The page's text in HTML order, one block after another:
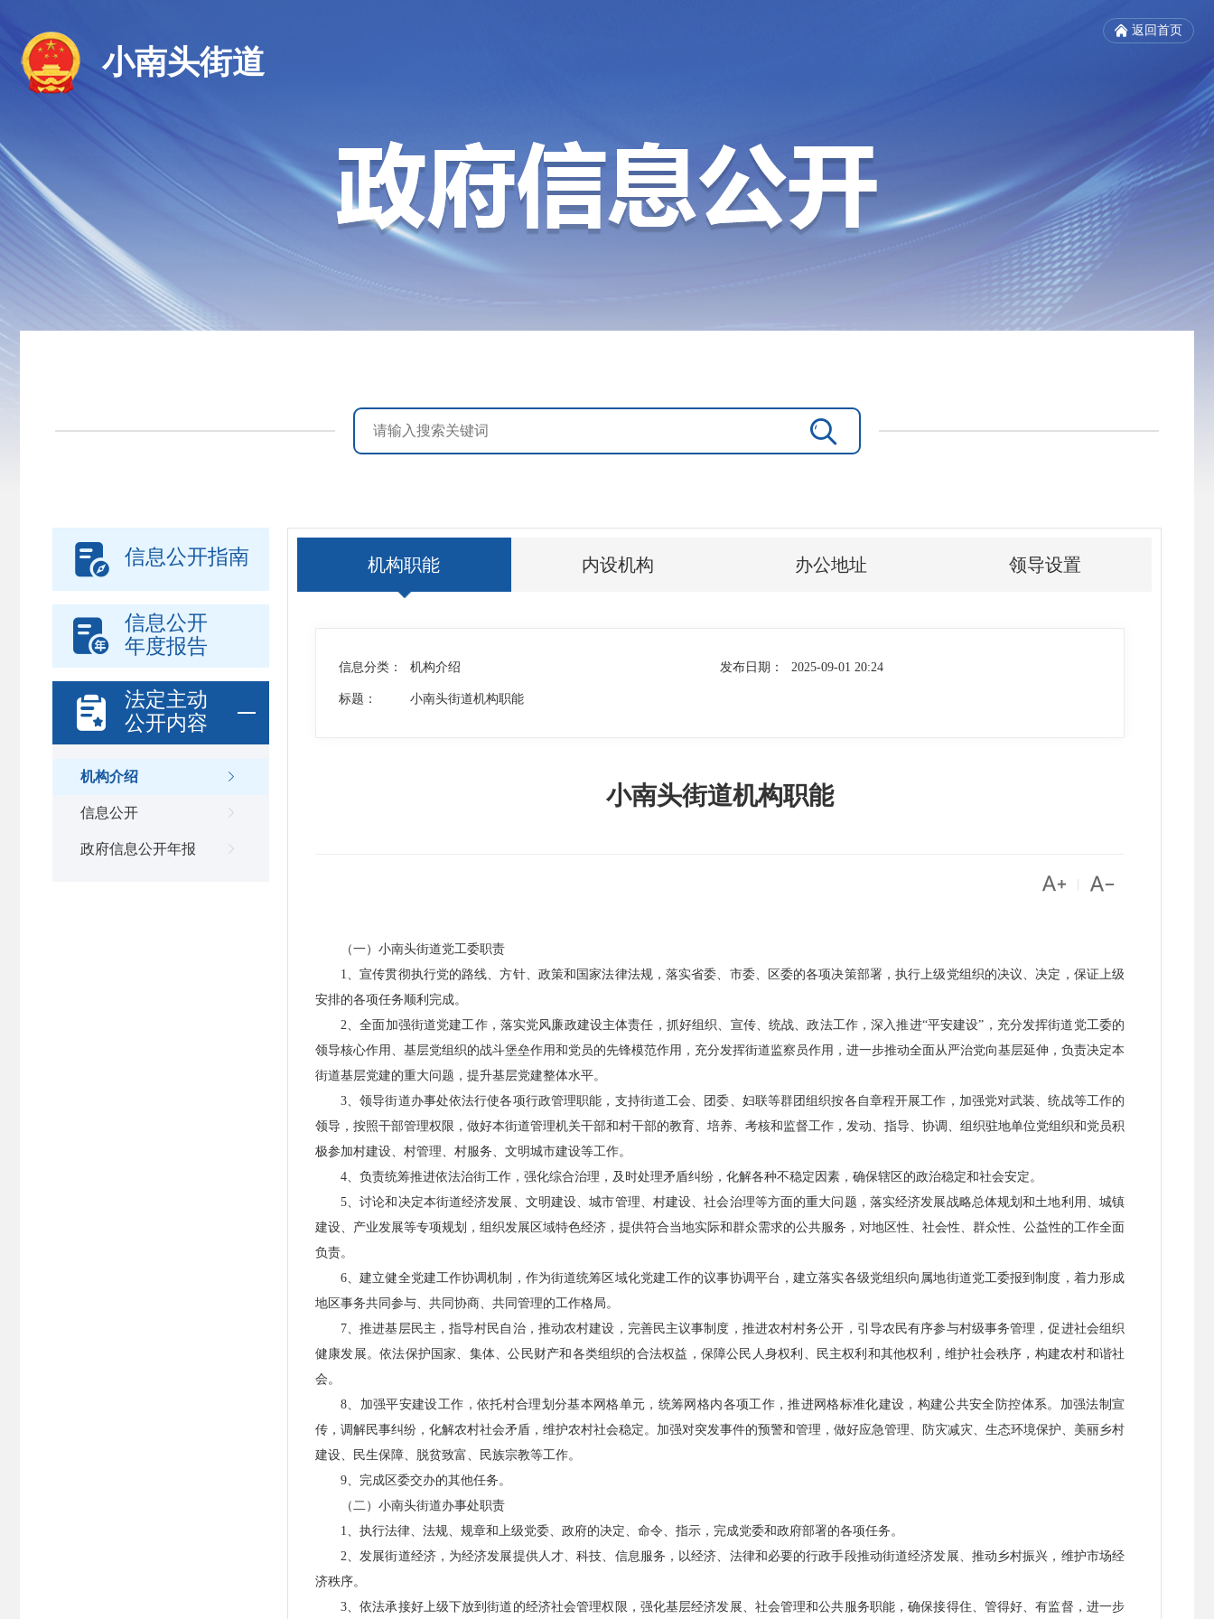
小南头街道
 返回首页

 信息公开指南

信息公开
年度报告

法定主动
公开内容

机构介绍

信息公开

政府信息公开年报
机构职能 内设机构 办公地址 领导设置
信息分类： 机构介绍 发布日期： 2025-09-01 20:24
标题： 小南头街道机构职能
小南头街道机构职能
 
（一）小南头街道党工委职责
1、宣传贯彻执行党的路线、方针、政策和国家法律法规，落实省委、市委、区委的各项决策部署，执行上级党组织的决议、决定，保证上级
安排的各项任务顺利完成。
2、全面加强街道党建工作，落实党风廉政建设主体责任，抓好组织、宣传、统战、政法工作，深入推进“平安建设”，充分发挥街道党工委的
领导核心作用、基层党组织的战斗堡垒作用和党员的先锋模范作用，充分发挥街道监察员作用，进一步推动全面从严治党向基层延伸，负责决定本
街道基层党建的重大问题，提升基层党建整体水平。
3、领导街道办事处依法行使各项行政管理职能，支持街道工会、团委、妇联等群团组织按各自章程开展工作，加强党对武装、统战等工作的
领导，按照干部管理权限，做好本街道管理机关干部和村干部的教育、培养、考核和监督工作，发动、指导、协调、组织驻地单位党组织和党员积
极参加村建设、村管理、村服务、文明城市建设等工作。
4、负责统筹推进依法治街工作，强化综合治理，及时处理矛盾纠纷，化解各种不稳定因素，确保辖区的政治稳定和社会安定。
5、讨论和决定本街道经济发展、文明建设、城市管理、村建设、社会治理等方面的重大问题，落实经济发展战略总体规划和土地利用、城镇
建设、产业发展等专项规划，组织发展区域特色经济，提供符合当地实际和群众需求的公共服务，对地区性、社会性、群众性、公益性的工作全面
负责。
6、建立健全党建工作协调机制，作为街道统筹区域化党建工作的议事协调平台，建立落实各级党组织向属地街道党工委报到制度，着力形成
地区事务共同参与、共同协商、共同管理的工作格局。
7、推进基层民主，指导村民自治，推动农村建设，完善民主议事制度，推进农村村务公开，引导农民有序参与村级事务管理，促进社会组织
健康发展。依法保护国家、集体、公民财产和各类组织的合法权益，保障公民人身权利、民主权利和其他权利，维护社会秩序，构建农村和谐社
会。
8、加强平安建设工作，依托村合理划分基本网格单元，统筹网格内各项工作，推进网格标准化建设，构建公共安全防控体系。加强法制宣
传，调解民事纠纷，化解农村社会矛盾，维护农村社会稳定。加强对突发事件的预警和管理，做好应急管理、防灾减灾、生态环境保护、美丽乡村
建设、民生保障、脱贫致富、民族宗教等工作。
9、完成区委交办的其他任务。
（二）小南头街道办事处职责
1、执行法律、法规、规章和上级党委、政府的决定、命令、指示，完成党委和政府部署的各项任务。
2、发展街道经济，为经济发展提供人才、科技、信息服务，以经济、法律和必要的行政手段推动街道经济发展、推动乡村振兴，维护市场经
济秩序。
3、依法承接好上级下放到街道的经济社会管理权限，强化基层经济发展、社会管理和公共服务职能，确保接得住、管得好、有监督，进一步